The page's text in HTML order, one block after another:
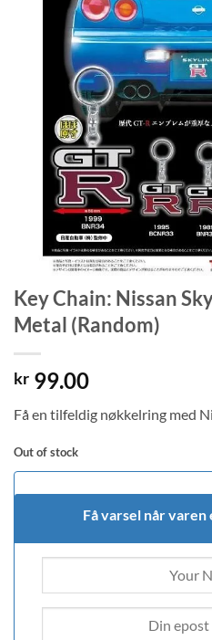
Key Chain: Nissan
Metal (Random)
kr 99.00
Få en tilfeldig nøkkelring med
Out of stock
Få varsel når